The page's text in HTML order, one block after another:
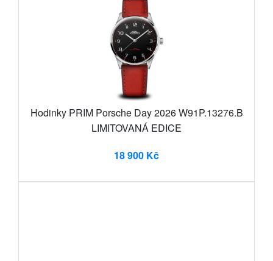
Hodinky PRIM Porsche Day 2026 W91P.13276.B
LIMITOVANÁ EDICE
18 900 Kč